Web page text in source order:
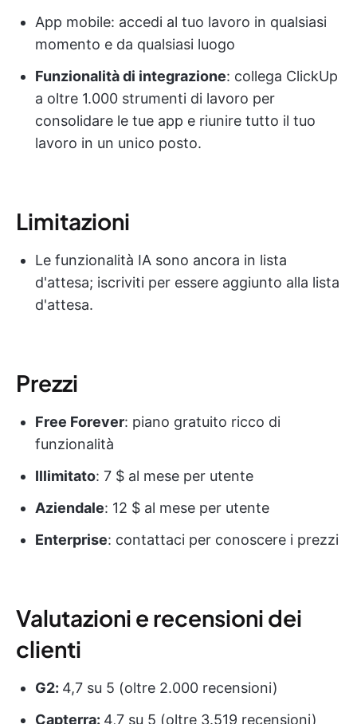
App mobile: accedi al tuo lavoro in qualsiasi
momento e da qualsiasi luogo
Funzionalità di integrazione: collega ClickUp
a oltre 1.000 strumenti di lavoro per
consolidare le tue app e riunire tutto il tuo
lavoro in un unico posto.
Limitazioni
Le funzionalità IA sono ancora in lista
d'attesa; iscriviti per essere aggiunto alla lista
d'attesa.
Prezzi
Free Forever: piano gratuito ricco di
funzionalità
Illimitato: 7 $ al mese per utente
Aziendale: 12 $ al mese per utente
Enterprise: contattaci per conoscere i prezzi
Valutazioni e recensioni dei
clienti
G2: 4,7 su 5 (oltre 2.000 recensioni)
Capterra: 4,7 su 5 (oltre 3.519 recensioni)